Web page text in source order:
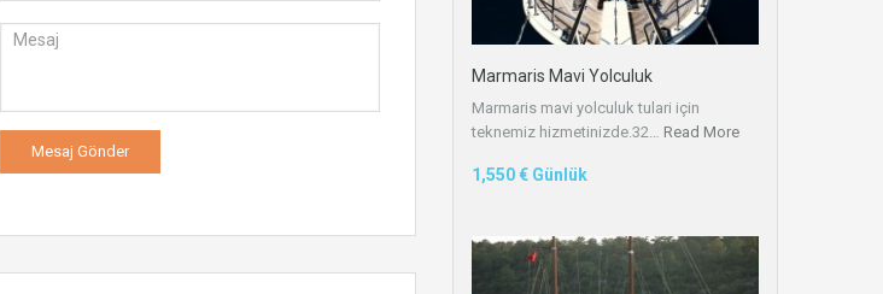
Marmaris Mavi Yolculuk
Marmaris mavi yolculuk tulari için
teknemiz hizmetinizde.32… Read More
1,550 € Günlük